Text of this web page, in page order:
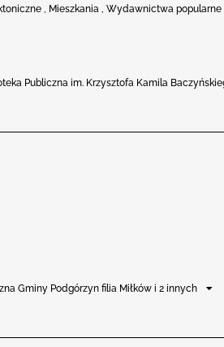
, Mieszkania , Wydawnictwa popularne
Publiczna im. Krzysztofa Kamila
Gminy Podgórzyn filia Miłków i 2 innych